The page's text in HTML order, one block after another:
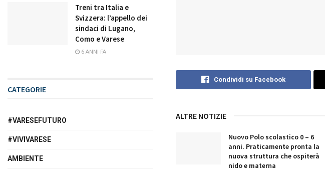
Condividi su Facebook
ALTRE NOTIZIE
Nuovo Polo scolastico 0 – 6
anni. Praticamente pronta la
nuova struttura che ospiterà
nido e materna
Treni tra Italia e
Svizzera: l’appello dei
sindaci di Lugano,
Como e Varese
6 ANNI FA
CATEGORIE
#VARESEFUTURO
#VIVIVARESE
AMBIENTE